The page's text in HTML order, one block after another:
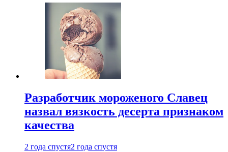
Разработчик мороженого Славец
назвал вязкость десерта признаком
качества
2 года спустя2 года спустя